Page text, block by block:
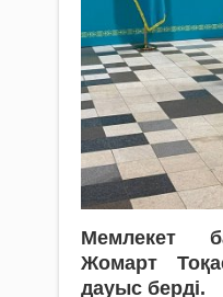
Мемлекет
Жомарт
дауыс берді.